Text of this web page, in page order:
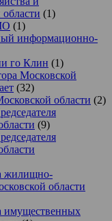
(1)
(1)
информационно-
го Клин (1)
Московской
(32)
области (2)
(9)
жилищно-
области
имущественных